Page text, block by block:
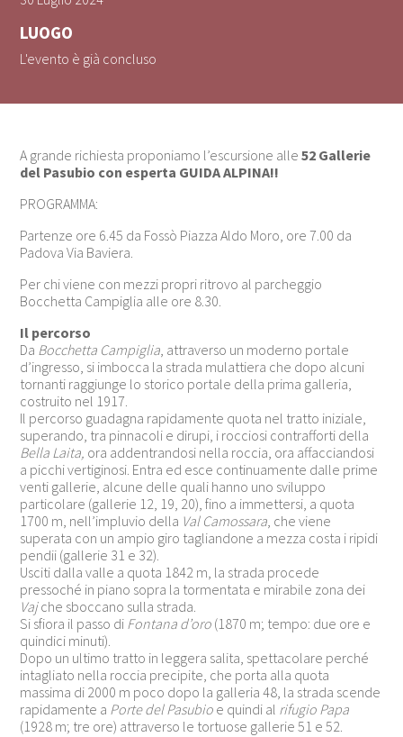
LUOGO
L'evento è già concluso
A grande richiesta proponiamo l’escursione alle52 Gallerie
del Pasubio con esperta GUIDA ALPINA!!
PROGRAMMA:
Partenze ore 6.45 da Fossò Piazza Aldo Moro, ore 7.00 da
Padova Via Baviera.
Per chi viene con mezzi propri ritrovo al parcheggio
Bocchetta Campiglia alle ore 8.30.
Il percorso
Da Bocchetta Campiglia, attraverso un moderno portale
d’ingresso, si imbocca la strada mulattiera che dopo alcuni
tornanti raggiunge lo storico portale della prima galleria,
costruito nel 1917.
Il percorso guadagna rapidamente quota nel tratto iniziale,
superando, tra pinnacoli e dirupi, i rocciosi contrafforti della
Bella Laita, ora addentrandosi nella roccia, ora affacciandosi
a picchi vertiginosi. Entra ed esce continuamente dalle prime
venti gallerie, alcune delle quali hanno uno sviluppo
particolare (gallerie 12, 19, 20), fino a immettersi, a quota
1700 m, nell’impluvio della Val Camossara, che viene
superata con un ampio giro tagliandone a mezza costa i ripidi
pendii (gallerie 31 e 32).
Usciti dalla valle a quota 1842 m, la strada procede
pressoché in piano sopra la tormentata e mirabile zona dei
Vajche sboccano sulla strada.
Si sfiora il passo di Fontana d’oro (1870 m; tempo: due ore e
quindici minuti).
Dopo un ultimo tratto in leggera salita, spettacolare perché
intagliato nella roccia precipite, che porta alla quota
massima di 2000 m poco dopo la galleria 48, la strada scende
rapidamente a Porte del Pasubio e quindi al rifugio Papa
(1928 m; tre ore) attraverso le tortuose gallerie 51 e 52.